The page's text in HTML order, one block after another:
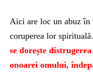
Aici are loc un abuz în
coruperea lor spirituală.
se dorește
onoarei omului,